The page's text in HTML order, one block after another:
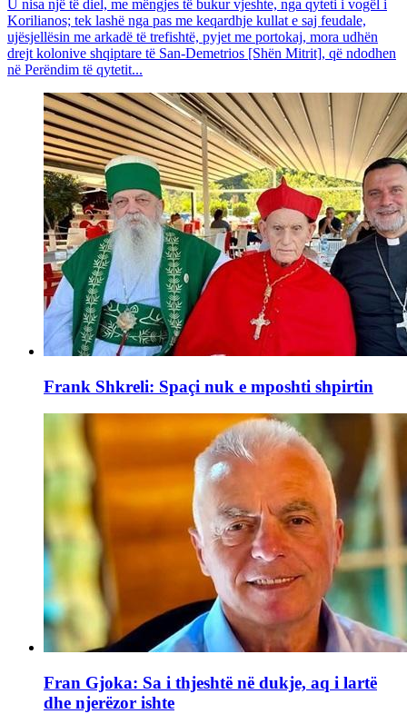
U nisa një të diel, me mëngjes të bukur vjeshte, nga qyteti i vogël i
Korilianos; tek lashë nga pas me keqardhje kullat e saj feudale,
ujësjellësin me arkadë të trefishtë, pyjet me portokaj, mora udhën
drejt kolonive shqiptare të San-Demetrios [Shën Mitrit], që ndodhen
në Perëndim të qytetit...
Frank Shkreli: Spaçi nuk e mposhti shpirtin
Fran Gjoka: Sa i thjeshtë në dukje, aq i lartë
dhe njerëzor ishte